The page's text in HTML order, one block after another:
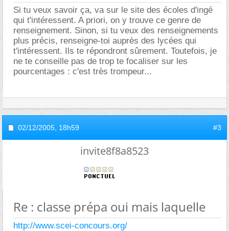
Si tu veux savoir ça, va sur le site des écoles d'ingé
qui t'intéressent. A priori, on y trouve ce genre de
renseignement. Sinon, si tu veux des renseignements
plus précis, renseigne-toi auprès des lycées qui
t'intéressent. Ils te répondront sûrement. Toutefois, je
ne te conseille pas de trop te focaliser sur les
pourcentages : c'est très trompeur...
02/12/2005, 18h59 #3
invite8f8a8523
Re : classe prépa oui mais laquelle
http://www.scei-concours.org/